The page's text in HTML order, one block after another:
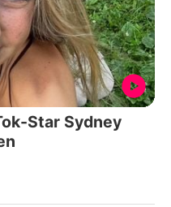
Star Sydney